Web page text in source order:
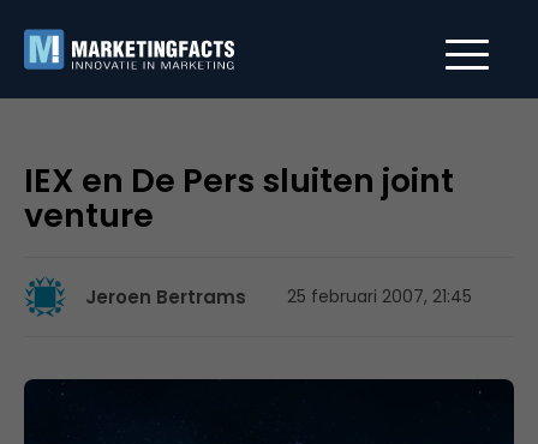
IEX en De Pers sluiten joint
venture
Jeroen Bertrams 25 februari 2007, 21:45